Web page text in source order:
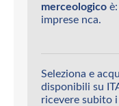
merceologico
imprese nca.
Seleziona e
disponibili su
ricevere subito